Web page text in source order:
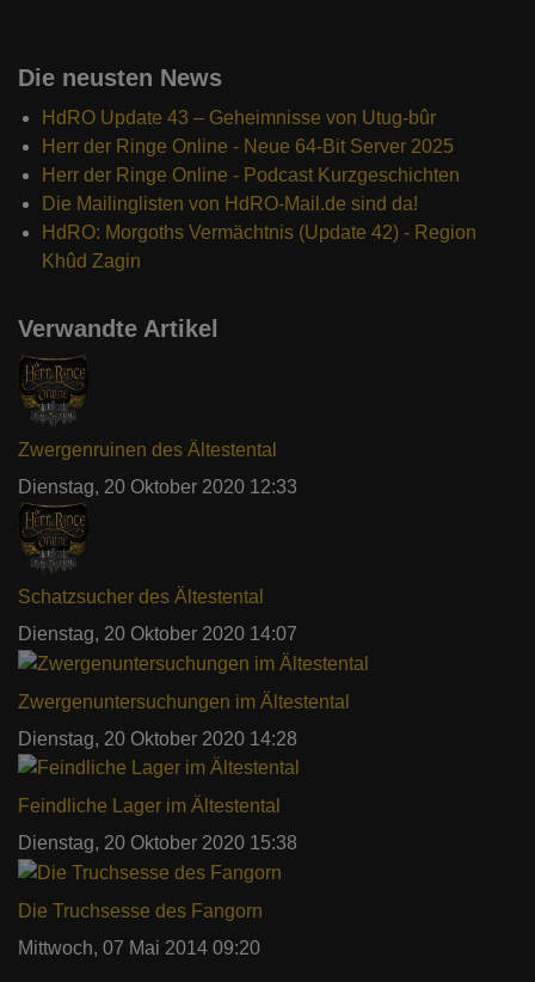
Die neusten News
HdRO Update 43 – Geheimnisse von Utug-bûr
Herr der Ringe Online - Neue 64-Bit Server 2025
Herr der Ringe Online - Podcast Kurzgeschichten
Die Mailinglisten von HdRO-Mail.de sind da!
HdRO: Morgoths Vermächtnis (Update 42) - Region
Khûd Zagin
Verwandte Artikel
Zwergenruinen des Ältestental
Dienstag, 20 Oktober 2020 12:33
Schatzsucher des Ältestental
Dienstag, 20 Oktober 2020 14:07
Zwergenuntersuchungen im Ältestental
Dienstag, 20 Oktober 2020 14:28
Feindliche Lager im Ältestental
Dienstag, 20 Oktober 2020 15:38
Die Truchsesse des Fangorn
Mittwoch, 07 Mai 2014 09:20